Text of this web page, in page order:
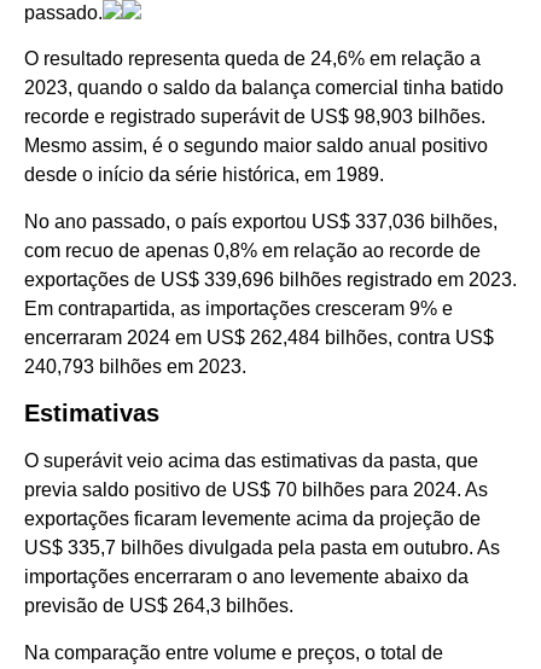
passado.
O resultado representa queda de 24,6% em relação a
2023, quando o saldo da balança comercial tinha batido
recorde e registrado superávit de US$ 98,903 bilhões.
Mesmo assim, é o segundo maior saldo anual positivo
desde o início da série histórica, em 1989.
No ano passado, o país exportou US$ 337,036 bilhões,
com recuo de apenas 0,8% em relação ao recorde de
exportações de US$ 339,696 bilhões registrado em 2023.
Em contrapartida, as importações cresceram 9% e
encerraram 2024 em US$ 262,484 bilhões, contra US$
240,793 bilhões em 2023.
Estimativas
O superávit veio acima das estimativas da pasta, que
previa saldo positivo de US$ 70 bilhões para 2024. As
exportações ficaram levemente acima da projeção de
US$ 335,7 bilhões divulgada pela pasta em outubro. As
importações encerraram o ano levemente abaixo da
previsão de US$ 264,3 bilhões.
Na comparação entre volume e preços, o total de